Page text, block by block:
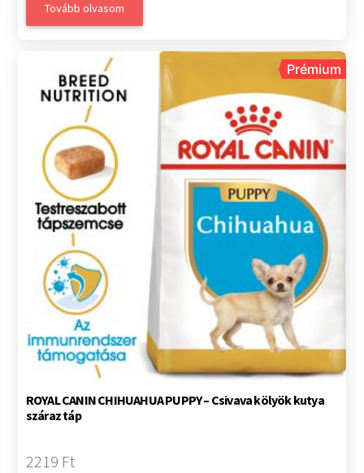
Tovább olvasom
Prémium
ROYAL CANIN CHIHUAHUA PUPPY – Csivava kölyök kutya
száraz táp
2219 Ft